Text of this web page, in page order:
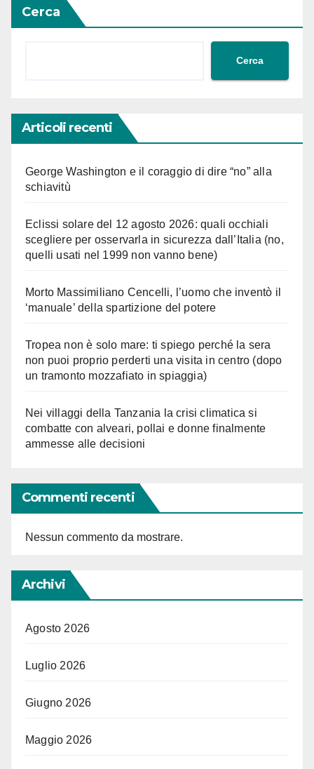
Cerca
Cerca
Articoli recenti
George Washington e il coraggio di dire “no” alla
schiavitù
Eclissi solare del 12 agosto 2026: quali occhiali
scegliere per osservarla in sicurezza dall’Italia (no,
quelli usati nel 1999 non vanno bene)
Morto Massimiliano Cencelli, l’uomo che inventò il
‘manuale’ della spartizione del potere
Tropea non è solo mare: ti spiego perché la sera
non puoi proprio perderti una visita in centro (dopo
un tramonto mozzafiato in spiaggia)
Nei villaggi della Tanzania la crisi climatica si
combatte con alveari, pollai e donne finalmente
ammesse alle decisioni
Commenti recenti
Nessun commento da mostrare.
Archivi
Agosto 2026
Luglio 2026
Giugno 2026
Maggio 2026